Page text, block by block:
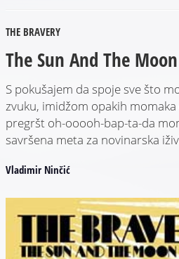
Scena
Arhive
THE BRAVERY
The Sun And The Moon
S pokušajem da spoje sve što
zvuku, imidžom opakih
pregršt oh-ooooh-bap-ta-da
savršena meta za novinarska
Vladimir Ninčić